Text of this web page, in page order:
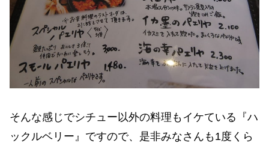
そんな感じでシチュー以外の料理もイケている『ハ
ックルベリー』ですので、是非みなさんも1度くら